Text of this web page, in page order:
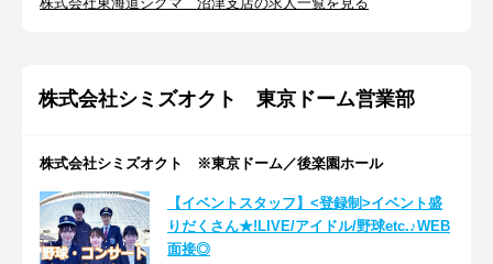
株式会社シミズオクト 東京ドーム営業部
株式会社シミズオクト ※東京ドーム／後楽園ホール
【イベントスタッフ】<登録制>イベント盛
りだくさん★!LIVE/アイドル/野球etc.♪WEB
面接◎